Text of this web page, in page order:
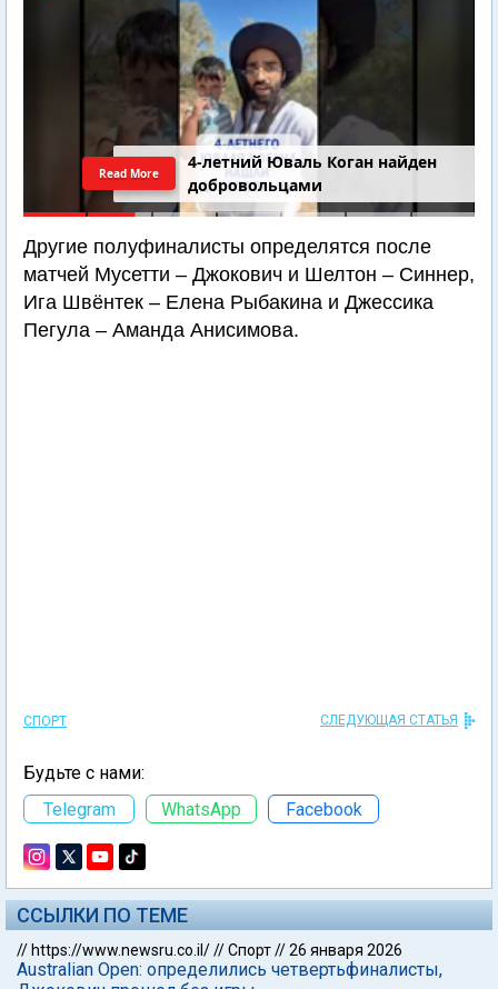
4-летний Юваль Коган найден
добровольцами
Read More
Другие полуфиналисты определятся после
матчей Мусетти – Джокович и Шелтон – Синнер,
Ига Швёнтек – Елена Рыбакина и Джессика
Пегула – Аманда Анисимова.
СПОРТ СЛЕДУЮЩАЯ СТАТЬЯ
Будьте с нами:
Telegram
WhatsApp Facebook
ССЫЛКИ ПО ТЕМЕ
// https://www.newsru.co.il///Спорт//26 января 2026
Australian Open: определились четвертьфиналисты,